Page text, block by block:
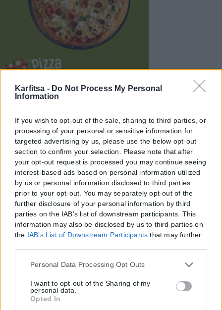
Karfitsa - Do Not Process My Personal
Information
If you wish to opt-out of the sale, sharing to third parties, or
processing of your personal or sensitive information for
targeted advertising by us, please use the below opt-out
section to confirm your selection. Please note that after
your opt-out request is processed you may continue seeing
interest-based ads based on personal information utilized
by us or personal information disclosed to third parties
prior to your opt-out. You may separately opt-out of the
further disclosure of your personal information by third
parties on the IAB’s list of downstream participants. This
information may also be disclosed by us to third parties on
the IAB’s List of Downstream Participants that may further
Please note that this website/app uses one or more Google
but not limited to your visit or usage behaviour. You may
click to grant or deny consent to Google and its third-party
tags to use your data for below specified purposes in below
Personal Data Processing Opt Outs
I want to opt-out of the Sharing of my
personal data.
Opted In